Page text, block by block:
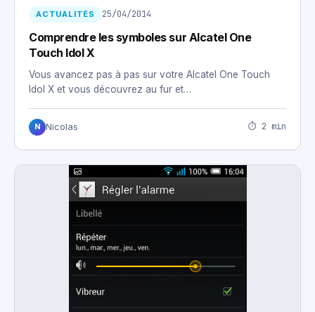
ACTUALITÉS 25/04/2014
Comprendre les symboles sur Alcatel One
Touch Idol X
Vous avancez pas à pas sur votre Alcatel One Touch
Idol X et vous découvrez au fur et…
N Nicolas ⏱ 2 min